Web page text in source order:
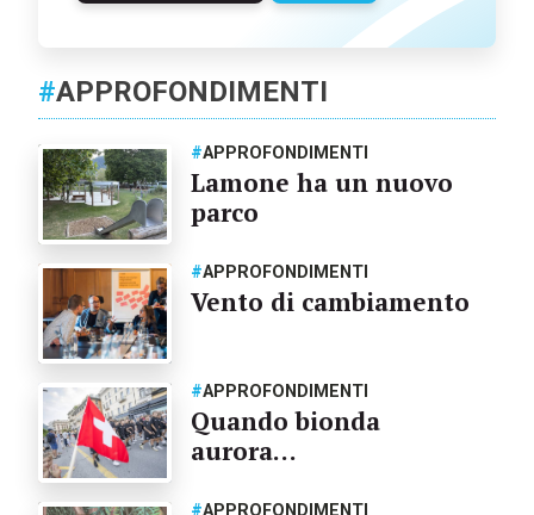
#APPROFONDIMENTI
#APPROFONDIMENTI
Lamone ha un nuovo
parco
#APPROFONDIMENTI
Vento di cambiamento
#APPROFONDIMENTI
Quando bionda
aurora…
#APPROFONDIMENTI